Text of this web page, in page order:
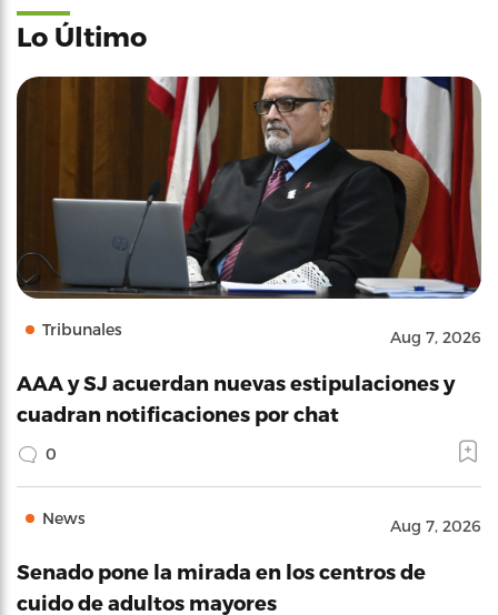
Lo Último
Tribunales Aug 7, 2026
AAA y SJ acuerdan nuevas estipulaciones y
cuadran notificaciones por chat
0
News Aug 7, 2026
Senado pone la mirada en los centros de
cuido de adultos mayores